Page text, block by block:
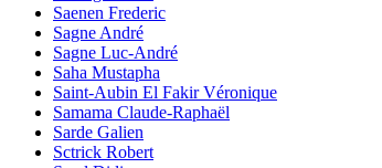
Saenen Frederic
Sagne André
Sagne Luc-André
Saha Mustapha
Saint-Aubin El Fakir Véronique
Samama Claude-Raphaël
Sarde Galien
Sctrick Robert